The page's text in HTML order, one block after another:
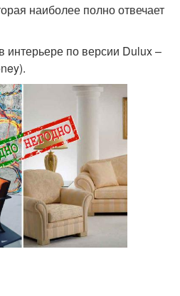
наиболее полно отвечает
интерьере по версии Dulux –